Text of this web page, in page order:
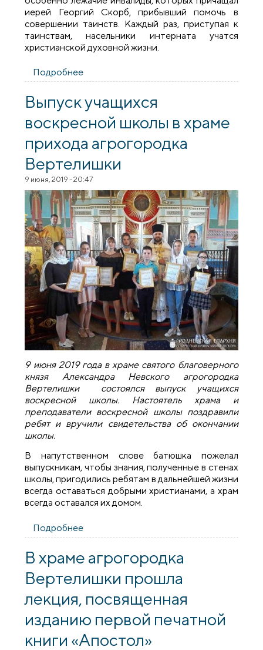
иерей Георгий Скорб, прибывший помочь в
совершении таинств. Каждый раз, приступая к
таинствам, насельники интерната учатся
христианской духовной жизни.
Подробнее
Скидельского благочиния посетили дом-
Выпуск учащихся
воскресной школы в храме
прихода агрогородка
Вертелишки
9 июня, 2019 - 20:47
9 июня 2019 года в храме святого благоверного
князя Александра Невского агрогородка
Вертелишки состоялся выпуск учащихся
воскресной школы. Настоятель храма и
преподаватели воскресной школы поздравили
ребят и вручили свидетельства об окончании
школы.
В напутственном слове батюшка пожелал
выпускникам, чтобы знания, полученные в стенах
школы, пригодились ребятам в дальнейшей жизни
всегда оставаться добрыми христианами, а храм
всегда оставался их домом.
Подробнее
храме прихода агрогородка Вертелишки
В храме агрогородка
Вертелишки прошла
лекция, посвященная
изданию первой печатной
книги «Апостол»